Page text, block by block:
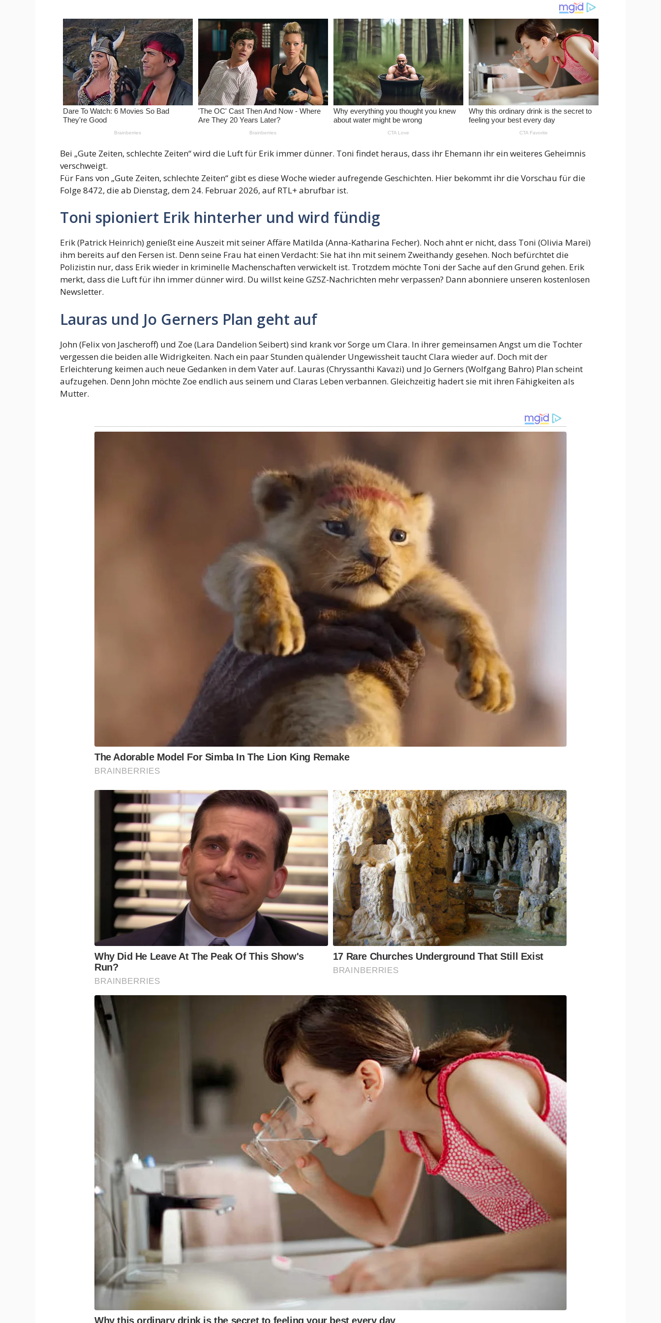
Bei „Gute Zeiten, schlechte Zeiten“ wird die Luft für Erik immer dünner. Toni findet heraus, dass ihr Ehemann ihr ein weiteres Geheimnis
verschweigt.
Für Fans von „Gute Zeiten, schlechte Zeiten“ gibt es diese Woche wieder aufregende Geschichten. Hier bekommt ihr die Vorschau für die
Folge 8472, die ab Dienstag, dem 24. Februar 2026, auf RTL+ abrufbar ist.
Toni spioniert Erik hinterher und wird fündig
Erik (Patrick Heinrich) genießt eine Auszeit mit seiner Affäre Matilda (Anna-Katharina Fecher). Noch ahnt er nicht, dass Toni (Olivia Marei)
ihm bereits auf den Fersen ist. Denn seine Frau hat einen Verdacht: Sie hat ihn mit seinem Zweithandy gesehen. Noch befürchtet die
Polizistin nur, dass Erik wieder in kriminelle Machenschaften verwickelt ist. Trotzdem möchte Toni der Sache auf den Grund gehen. Erik
merkt, dass die Luft für ihn immer dünner wird. Du willst keine GZSZ-Nachrichten mehr verpassen? Dann abonniere unseren kostenlosen
Newsletter.
Lauras und Jo Gerners Plan geht auf
John (Felix von Jascheroff) und Zoe (Lara Dandelion Seibert) sind krank vor Sorge um Clara. In ihrer gemeinsamen Angst um die Tochter
vergessen die beiden alle Widrigkeiten. Nach ein paar Stunden quälender Ungewissheit taucht Clara wieder auf. Doch mit der
Erleichterung keimen auch neue Gedanken in dem Vater auf. Lauras (Chryssanthi Kavazi) und Jo Gerners (Wolfgang Bahro) Plan scheint
aufzugehen. Denn John möchte Zoe endlich aus seinem und Claras Leben verbannen. Gleichzeitig hadert sie mit ihren Fähigkeiten als
Mutter.